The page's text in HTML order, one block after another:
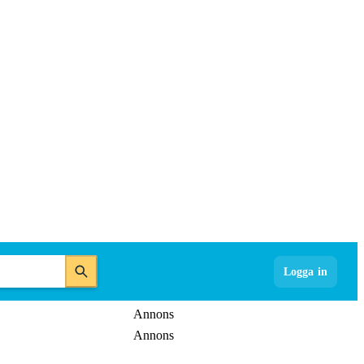
Logga in
Annons
Annons